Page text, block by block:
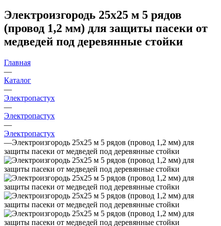
Электроизгородь 25х25 м 5 рядов
(провод 1,2 мм) для защиты пасеки от
медведей под деревянные стойки
Главная
—
Каталог
—
Электропастух
—
Электропастух
—
Электропастух
—Электроизгородь 25х25 м 5 рядов (провод 1,2 мм) для
защиты пасеки от медведей под деревянные стойки